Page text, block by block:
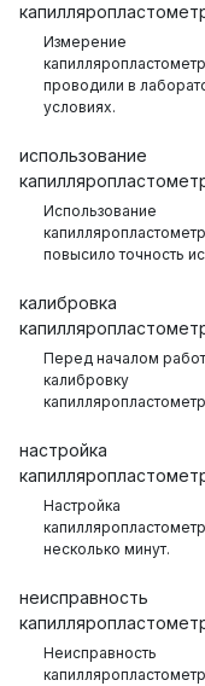
Измерение
проводили в
условиях.
использование
Использование
повысило точность
калибровка
Перед началом
калибровку
настройка
Настройка
несколько минут.
неисправность
Неисправность